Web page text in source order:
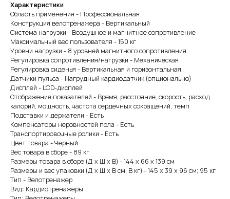
Характеристики
Область применения - Профессиональная
Конструкция велотренажера - Вертикальный
Система нагрузки - Воздушное и магнитное сопротивление
Максимальный вес пользователя - 150 кг
Уровни нагрузки - 8 уровней магнитного сопротивления
Регулировка сопротивления/нагрузки - Механическая
Регулировка сиденья - Вертикальная и горизонтальная
Датчики пульса - Нагрудный кардиодатчик (опционально)
Дисплей - LCD-дисплей
Отображение показателей - Время, расстояние, скорость, расход
калорий, мощность, частота сердечных сокращений, темп
Подставки и держатели - Есть
Компенсаторы неровностей пола - Есть
Транспортировочные ролики - Есть
Цвет товара - Черный
Вес товара в сборе - 89 кг
Размеры товара в сборе (Д x Ш x В) - 144 x 66 x 139 см
Размеры и вес упаковки (Д x Ш x В см, В кг) - 145 x 39 x 96 см; 95 кг
Тип - Велотренажер
Вид: Кардиотренажеры